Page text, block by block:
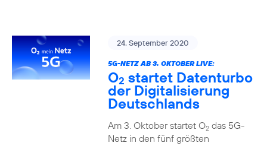
24. September 2020
5G-NETZ AB 3. OKTOBER LIVE:
O2 startet Datenturbo
der Digitalisierung
Deutschlands
Am 3. Oktober startet O2das 5G-
Netz in den fünf größten